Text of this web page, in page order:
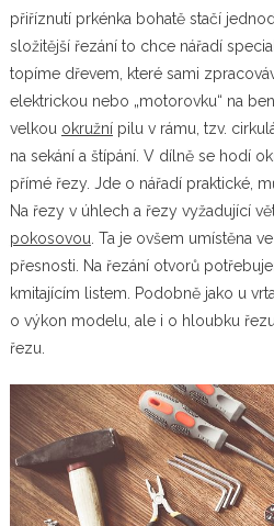
přiříznutí prkénka bohatě stačí
složitější řezání to chce nářadí
topíme dřevem, které sami
elektrickou nebo „motorovku“ na
velkou okružnípilu v rámu, tzv.
na sekání a štípání. V dílně se hodí
přímé řezy. Jde o nářadí praktické,
Na řezy v úhlech a řezy vyžadující
pokosovou . Ta je ovšem umístěna
přesnosti. Na řezání otvorů
kmitajícím listem. Podobně jako u
o výkon modelu, ale i o hloubku
řezu.